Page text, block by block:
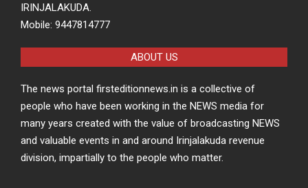
IRINJALAKUDA.
Mobile: 9447814777
ABOUT US
The news portal firsteditionnews.in is a collective of
people who have been working in the NEWS media for
many years created with the value of broadcasting NEWS
and valuable events in and around Irinjalakuda revenue
division, impartially to the people who matter.